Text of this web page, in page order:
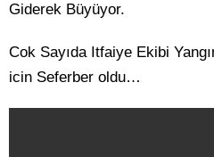
Giderek Büyüyor.
Cok Sayıda Itfaiye Ekibi
icin Seferber oldu…